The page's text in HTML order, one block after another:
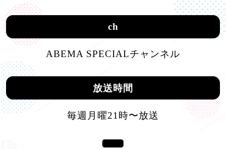
ch
ABEMA SPECIALチャンネル
放送時間
毎週月曜21時〜放送